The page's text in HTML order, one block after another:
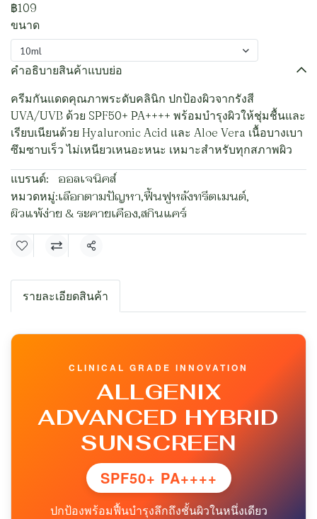
฿109
ขนาด
10ml
คำอธิบายสินค้าแบบย่อ
ครีมกันแดดคุณภาพระดับคลินิก ปกป้องผิวจากรังสี
UVA/UVB ด้วย SPF50+ PA++++ พร้อมบำรุงผิวให้ชุ่มชื้นและ
เรียบเนียนด้วย Hyaluronic Acid และ Aloe Vera เนื้อบางเบา
ซึมซาบเร็ว ไม่เหนียวเหนอะหนะ เหมาะสำหรับทุกสภาพผิว
แบรนด์: ออลเจนิคส์
หมวดหมู่:เลือกตามปัญหา,ฟื้นฟูหลังทรีตเมนต์,
ผิวแพ้ง่าย & ระคายเคือง,สกินแคร์
แชร์
รายละเอียดสินค้า
CLINICAL GRADE INNOVATION
ALLGENIX
ADVANCED HYBRID
SUNSCREEN
SPF50+ PA++++
ปกป้องพร้อมฟื้นบำรุงลึกถึงชั้นผิวในหนึ่งเดียว